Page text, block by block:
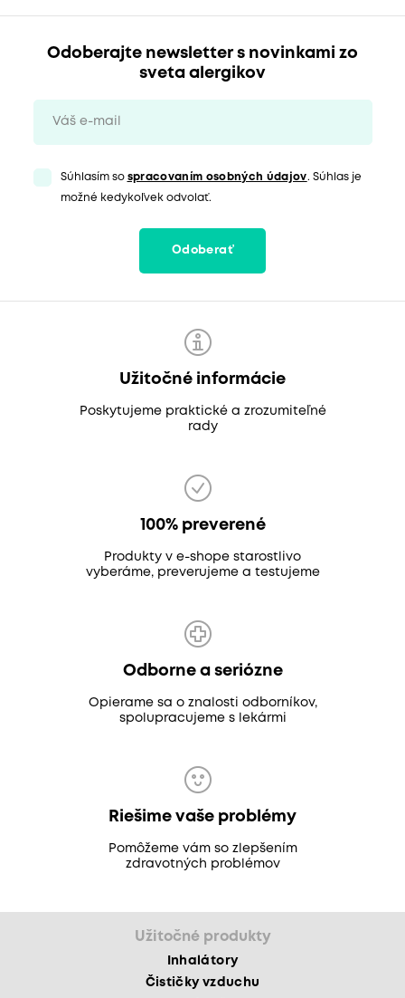
Odoberajte newsletter s novinkami zo
sveta alergikov
Súhlasím so spracovaním osobných údajov. Súhlas je
možné kedykoľvek odvolať.
Odoberať
Užitočné informácie
Poskytujeme praktické a zrozumiteľné
rady
100% preverené
Produkty v e-shope starostlivo
vyberáme, preverujeme a testujeme
Odborne a seriózne
Opierame sa o znalosti odborníkov,
spolupracujeme s lekármi
Riešime vaše problémy
Pomôžeme vám so zlepšením
zdravotných problémov
Užitočné produkty
Inhalátory
Čističky vzduchu